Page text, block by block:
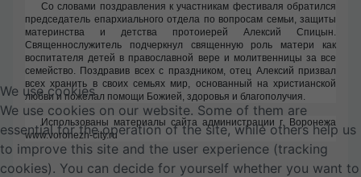
Со словами поздравления к участникам фестиваля обратился
председатель епархиального отдела по вопросам семьи, защиты
материнства и детства протоиерей Алексий Спицын.
Священнослужитель подчеркнул священную роль матери как
воспитателя детей в православной вере и молитвенницы за все
семейство. Поздравив всех с праздником, отец Алексий призвал
всех хранить в своих семьях мир, основанный на христианской
любви и пожелал помощи Божией, здоровья и благополучия.
Использованы материалы сайта администрации г. Воронежа
www.voronezh-city.ru
We use cookies
We use cookies on our website. Some of them are
essential for the operation of the site, while others help us
to improve this site and the user experience (tracking
cookies). You can decide for yourself whether you want to